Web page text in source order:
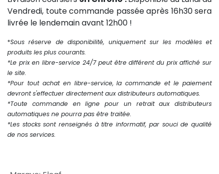
Vendredi, toute commande passée après 16h30 sera
livrée le lendemain avant 12h00 !
*Sous réserve de disponibilité, uniquement sur les modèles et
produits les plus courants.
*Le prix en libre-service 24/7 peut être différent du prix affiché sur
le site.
*Pour tout achat en libre-service, la commande et le paiement
devront s'effectuer directement aux distributeurs automatiques.
*Toute commande en ligne pour un retrait aux distributeurs
automatiques ne pourra pas être traitée.
*Les stocks sont renseignés à titre informatif, par souci de qualité
de nos services.